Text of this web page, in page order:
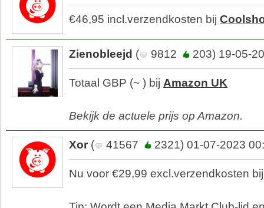
€46,95 incl.verzendkosten bij
Zienobleejd ( 9812 203) 19-05-
Totaal GBP (~ ) bij Amazon UK
Bekijk de actuele prijs op Amazon.
Xor ( 41567 2321) 01-07-2023
Nu voor €29,99 excl.verzendkosten